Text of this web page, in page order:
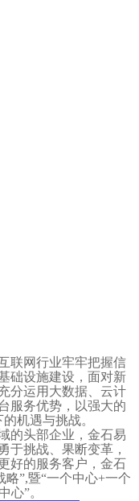
联网行业牢牢把握信
础设施建设，面对新
分运用大数据、云计
服务优势，以强大的
机遇与挑战。
的头部企业，金石易
于挑战、果断变革，
好的服务客户，金石
略”,暨“一个中心+一个
心”。